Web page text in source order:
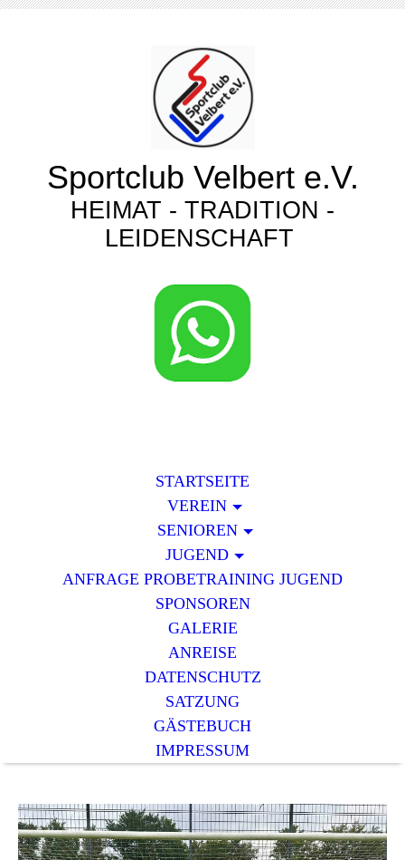
Sportclub Velbert e.V.
HEIMAT - TRADITION -
LEIDENSCHAFT
STARTSEITE
VEREIN
SENIOREN
JUGEND
ANFRAGE PROBETRAINING JUGEND
SPONSOREN
GALERIE
ANREISE
DATENSCHUTZ
SATZUNG
GÄSTEBUCH
IMPRESSUM